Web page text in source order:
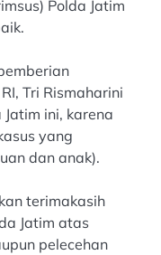
Polda Jatim
Tri Rismaharini
ini, karena
yang
dan anak).
terimakasih
Jatim atas
pelecehan